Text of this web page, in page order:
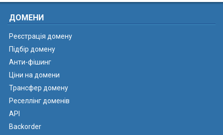
ДОМЕНИ
Реєстрація домену
Підбір домену
Анти-фішинг
Ціни на домени
Трансфер домену
Реселлінг доменів
API
Backorder